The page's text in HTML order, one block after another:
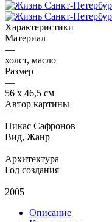
Характеристики
Материал
—
холст, масло
Размер
—
56 х 46,5 см
Автор картины
—
Никас Сафронов
Вид, Жанр
—
Архитектура
Год создания
—
2005
Описание